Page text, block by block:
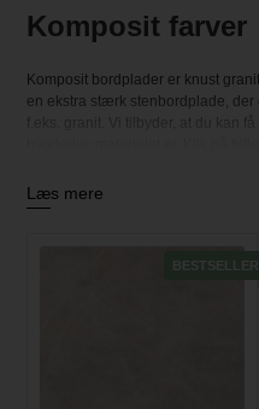
Komposit farver
Komposit bordplader er knust
en ekstra stærk stenbordplade, der
Ved at klikke på købsknappen
Læs mere
BESTSELLER